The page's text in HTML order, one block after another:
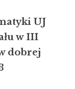
UJ
w III
dobrej